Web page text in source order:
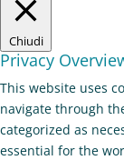
Chiudi
Privacy
This website uses
navigate through
categorized as
essential for the